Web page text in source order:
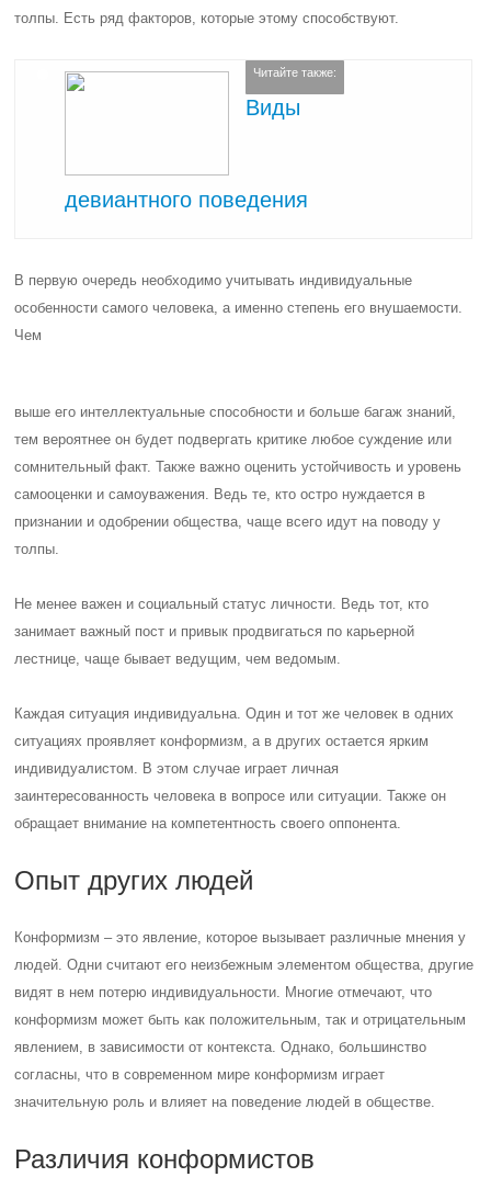
толпы. Есть ряд факторов, которые этому способствуют.
Читайте также:
Виды
девиантного поведения
В первую очередь необходимо учитывать индивидуальные
особенности самого человека, а именно степень его внушаемости.
Чем
выше его интеллектуальные способности и больше багаж знаний,
тем вероятнее он будет подвергать критике любое суждение или
сомнительный факт. Также важно оценить устойчивость и уровень
самооценки и самоуважения. Ведь те, кто остро нуждается в
признании и одобрении общества, чаще всего идут на поводу у
толпы.
Не менее важен и социальный статус личности. Ведь тот, кто
занимает важный пост и привык продвигаться по карьерной
лестнице, чаще бывает ведущим, чем ведомым.
Каждая ситуация индивидуальна. Один и тот же человек в одних
ситуациях проявляет конформизм, а в других остается ярким
индивидуалистом. В этом случае играет личная
заинтересованность человека в вопросе или ситуации. Также он
обращает внимание на компетентность своего оппонента.
Опыт других людей
Конформизм – это явление, которое вызывает различные мнения у
людей. Одни считают его неизбежным элементом общества, другие
видят в нем потерю индивидуальности. Многие отмечают, что
конформизм может быть как положительным, так и отрицательным
явлением, в зависимости от контекста. Однако, большинство
согласны, что в современном мире конформизм играет
значительную роль и влияет на поведение людей в обществе.
Различия конформистов